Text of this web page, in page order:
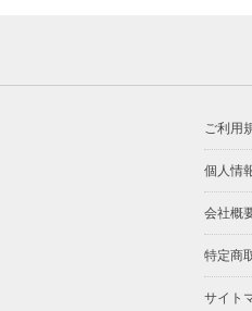
ご利用
個人情
会社概
特定商
サイト